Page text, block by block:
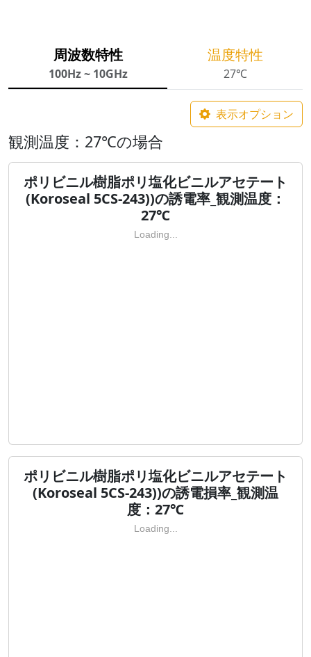
周波数特性
100Hz ~ 10GHz
温度特性
27℃
表示オプション
観測温度：27℃の場合
ポリビニル樹脂ポリ塩化ビニルアセテート
(Koroseal 5CS-243))の誘電率_観測温度：
27℃
Loading...
ポリビニル樹脂ポリ塩化ビニルアセテート
(Koroseal 5CS-243))の誘電損率_観測温
度：27℃
Loading...